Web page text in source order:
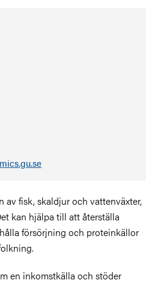
av fisk, skaldjur och vattenväxter,
kan hjälpa till att återställa
försörjning och proteinkällor
en inkomstkälla och stöder